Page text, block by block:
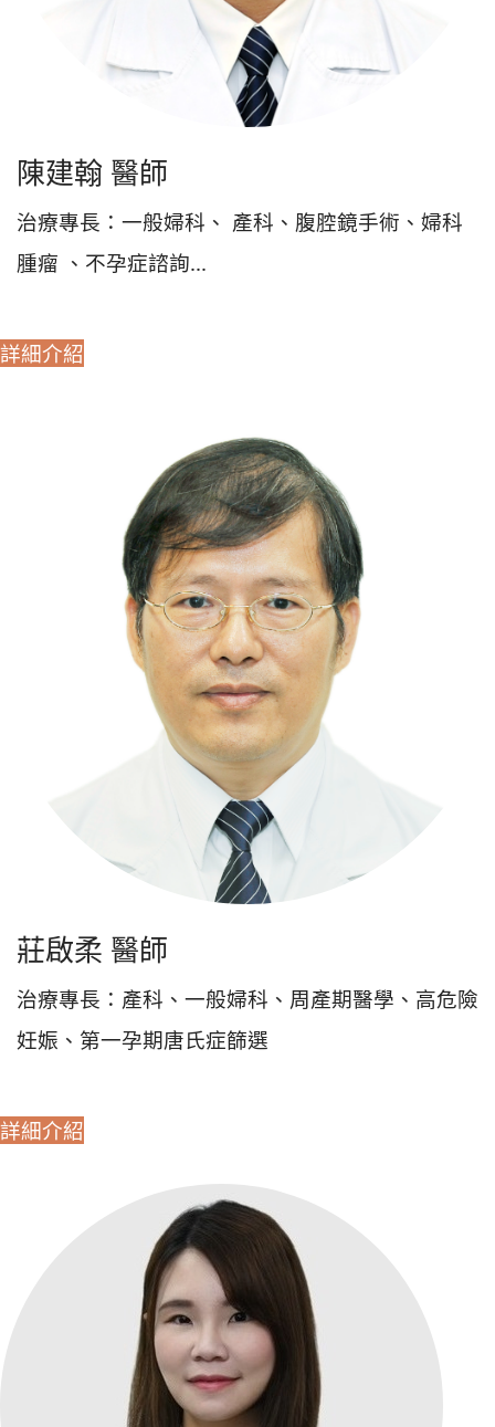
陳建翰 醫師
治療專長：一般婦科、 產科、腹腔鏡手術、婦科
腫瘤 、不孕症諮詢...
詳細介紹
莊啟柔 醫師
治療專長：產科、一般婦科、周產期醫學、高危險
妊娠、第一孕期唐氏症篩選
詳細介紹